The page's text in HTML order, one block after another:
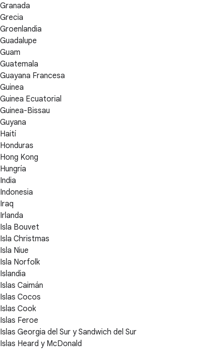
Granada
Grecia
Groenlandia
Guadalupe
Guam
Guatemala
Guayana Francesa
Guinea
Guinea Ecuatorial
Guinea-Bissau
Guyana
Haití
Honduras
Hong Kong
Hungría
India
Indonesia
Iraq
Irlanda
Isla Bouvet
Isla Christmas
Isla Niue
Isla Norfolk
Islandia
Islas Caimán
Islas Cocos
Islas Cook
Islas Feroe
Islas Georgia del Sur y Sandwich del Sur
Islas Heard y McDonald